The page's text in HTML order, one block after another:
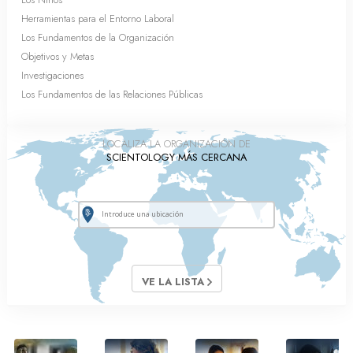
Herramientas para el Entorno Laboral
Los Fundamentos de la Organización
Objetivos y Metas
Investigaciones
Los Fundamentos de las Relaciones Públicas
LOCALIZA LA ORGANIZACIÓN DE
SCIENTOLOGY MÁS CERCANA
VE LA LISTA